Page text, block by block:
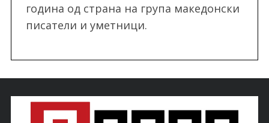
година од страна на група македонски
писатели и уметници.